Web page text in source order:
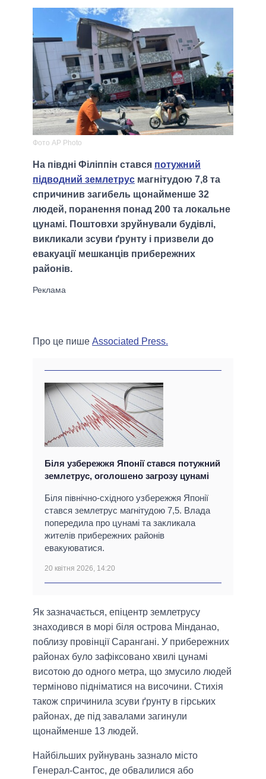
Фото AP Photo
На півдні Філіппін стався потужний
підводний землетрус магнітудою 7,8 та
спричинив загибель щонайменше 32
людей, поранення понад 200 та локальне
цунамі. Поштовхи зруйнували будівлі,
викликали зсуви ґрунту і призвели до
евакуації мешканців прибережних
районів.
Про це пише Associated Press.
Біля узбережжя Японії стався потужний
землетрус, оголошено загрозу цунамі
Біля північно-східного узбережжя Японії
стався землетрус магнітудою 7,5. Влада
попередила про цунамі та закликала
жителів прибережних районів
евакуюватися.
20 квітня 2026, 14:20
Як зазначається, епіцентр землетрусу
знаходився в морі біля острова Мінданао,
поблизу провінції Сарангані. У прибережних
районах було зафіксовано хвилі цунамі
висотою до одного метра, що змусило людей
терміново підніматися на височини. Стихія
також спричинила зсуви ґрунту в гірських
районах, де під завалами загинули
щонайменше 13 людей.
Найбільших руйнувань зазнало місто
Генерал-Сантос, де обвалилися або